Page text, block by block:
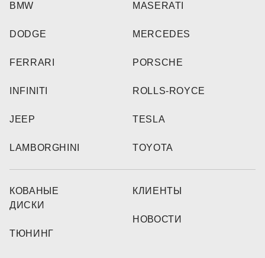
BMW
DODGE
FERRARI
INFINITI
JEEP
LAMBORGHINI
MASERATI
MERCEDES
PORSCHE
ROLLS-ROYCE
TESLA
TOYOTA
КОВАНЫЕ
ДИСКИ
ТЮНИНГ
КЛИЕНТЫ
НОВОСТИ